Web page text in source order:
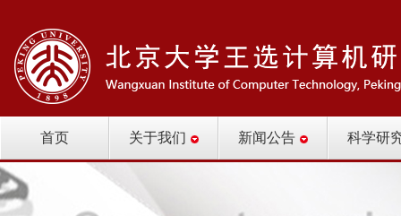
首页 关于我们 新闻公告 科学研